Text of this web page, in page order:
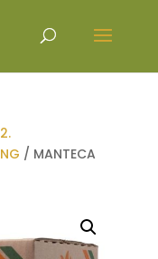
/ MANTECA